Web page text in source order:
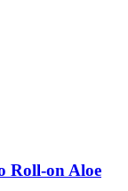
Roll-​on Aloe